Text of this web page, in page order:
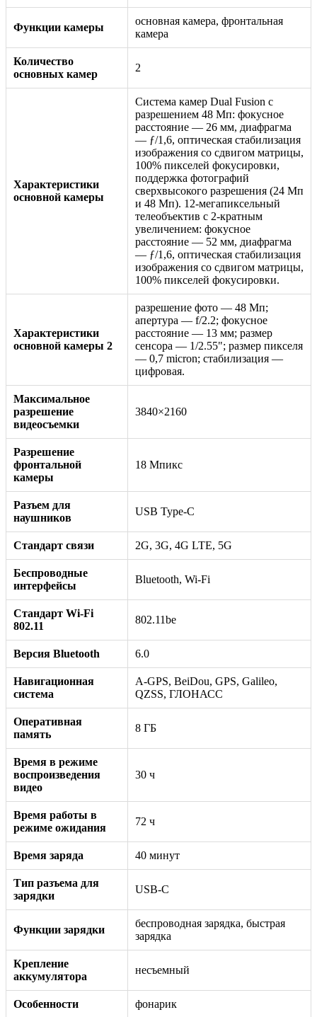
Функции камеры
основная камера, фронтальная
камера
Количество
основных камер
2
Характеристики
основной камеры
Система камер Dual Fusion с
разрешением 48 Мп: фокусное
расстояние — 26 мм, диафрагма
— ƒ/1,6, оптическая стабилизация
изображения со сдвигом матрицы,
100% пикселей фокусировки,
поддержка фотографий
сверхвысокого разрешения (24 Мп
и 48 Мп). 12-мегапиксельный
телеобъектив с 2-кратным
увеличением: фокусное
расстояние — 52 мм, диафрагма
— ƒ/1,6, оптическая стабилизация
изображения со сдвигом матрицы,
100% пикселей фокусировки.
Характеристики
основной камеры 2
разрешение фото — 48 Мп;
апертура — f/2.2; фокусное
расстояние — 13 мм; размер
сенсора — 1/2.55"; размер пикселя
— 0,7 micron; стабилизация —
цифровая.
Максимальное
разрешение
видеосъемки
3840×2160
Разрешение
фронтальной
камеры
18 Мпикс
Разъем для
наушников
USB Type-C
Стандарт связи 2G, 3G, 4G LTE, 5G
Беспроводные
интерфейсы
Bluetooth, Wi-Fi
Стандарт Wi-Fi
802.11
802.11be
Версия Bluetooth 6.0
Навигационная
система
A-GPS, BeiDou, GPS, Galileo,
QZSS, ГЛОНАСС
Оперативная
память
8 ГБ
Время в режиме
воспроизведения
видео
30 ч
Время работы в
режиме ожидания
72 ч
Время заряда 40 минут
Тип разъема для
зарядки
USB-C
Функции зарядки
беспроводная зарядка, быстрая
зарядка
Крепление
аккумулятора
несъемный
Особенности фонарик